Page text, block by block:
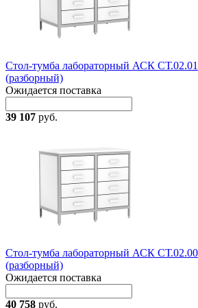
Стол-тумба лабораторный АСК
(разборный)
Ожидается поставка
39 107 руб.
Стол-тумба лабораторный АСК
(разборный)
Ожидается поставка
40 758 руб.